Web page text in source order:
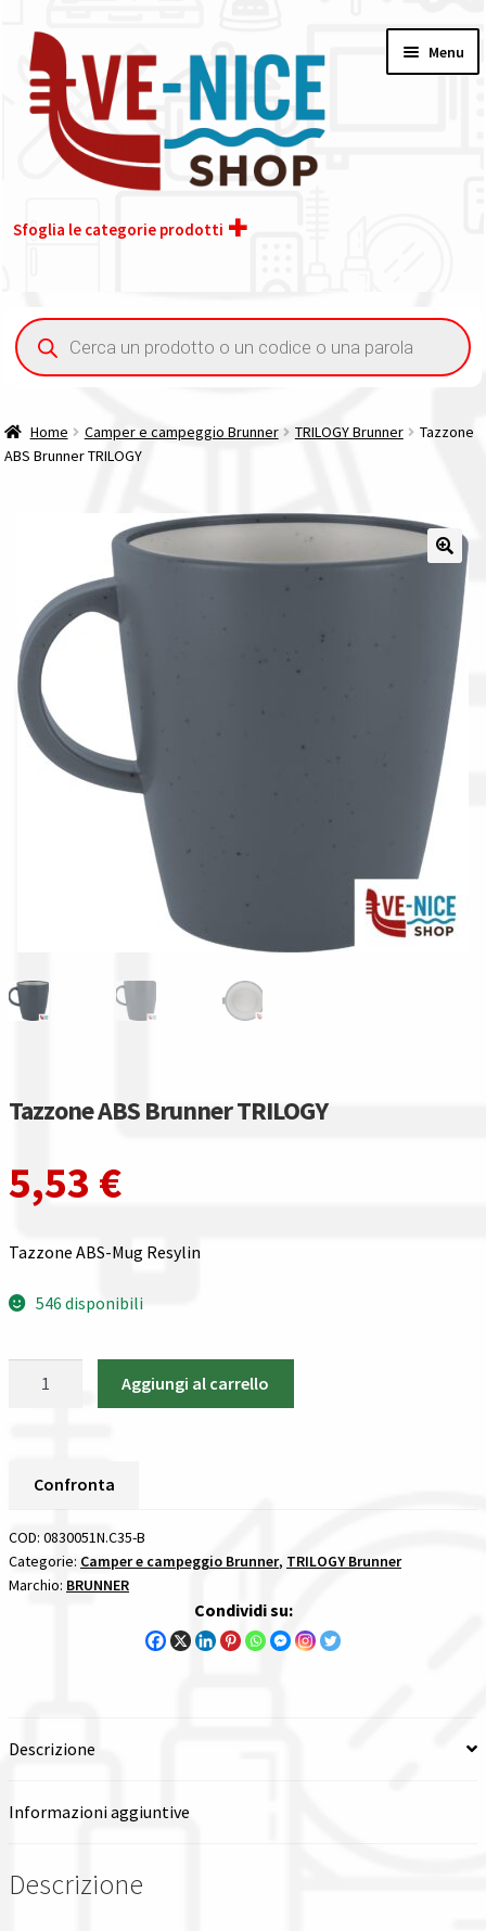
alla
navigazione
contenuto
Menu
Sfoglia le categorie prodotti
Acquisto iva 4% (agevolata)
Contatti
Il nostro gruppo acquisti
La nostra azienda
Condizioni generali
Acquisti in rete pubblica amministrazione
Assicurazione integrativa Garanzia3
Bonus fiscali 2025
Diritto di recesso
Garanzia del produttore
Gestione resi
Confronta
Riepilogo ordine
Tutte le categorie dei prodotti
Ricerca
prodotti
Home Camper e campeggio Brunner TRILOGY Brunner
Tazzone
ABS Brunner TRILOGY
Tazzone ABS Brunner TRILOGY
5,53 €
Tazzone ABS-Mug Resylin
546 disponibili
quantità
Aggiungi al carrello
Confronta
COD: 0830051N.C35-B
Categorie: Camper e campeggio Brunner, TRILOGY Brunner
Marchio: BRUNNER
Condividi su:
Descrizione
Informazioni aggiuntive
Descrizione